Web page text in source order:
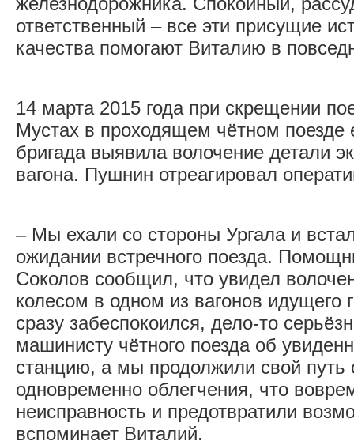
ответственный – все эти присущие
качества помогают Виталию в
14 марта 2015 года при скрещении
Мустах в проходящем чётном поезде
бригада выявила волочение детали
вагона. Пушнин отреагировал
– Мы ехали со стороны Ургала и
ожидании встречного поезда.
Соколов сообщил, что увидел
колесом в одном из вагонов идущего
сразу забеспокоился, дело-то
машинисту чётного поезда об
станцию, а мы продолжили свой
одновременно облегчения, что
неисправность и предотвратили
вспоминает Виталий.